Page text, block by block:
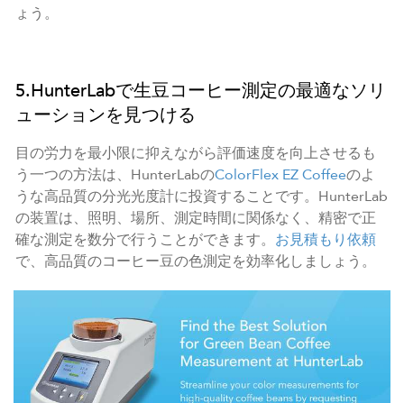
ょう。
5.HunterLabで生豆コーヒー測定の最適なソリ
ューションを見つける
目の労力を最小限に抑えながら評価速度を向上させるも
う一つの方法は、HunterLabのColorFlex EZ Coffeeのよ
うな高品質の分光光度計に投資することです。HunterLab
の装置は、照明、場所、測定時間に関係なく、精密で正
確な測定を数分で行うことができます。 お見積もり依頼
で、高品質のコーヒー豆の色測定を効率化しましょう。